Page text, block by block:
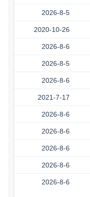
2026-8-5
2020-10-26
2026-8-6
2026-8-5
2026-8-6
2021-7-17
2026-8-6
2026-8-6
2026-8-6
2026-8-6
2026-8-6